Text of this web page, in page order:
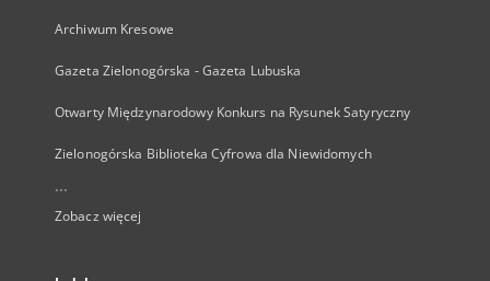
Archiwum Kresowe
Gazeta Zielonogórska - Gazeta Lubuska
Otwarty Międzynarodowy Konkurs na Rysunek Satyryczny
Zielonogórska Biblioteka Cyfrowa dla Niewidomych
...
Zobacz więcej